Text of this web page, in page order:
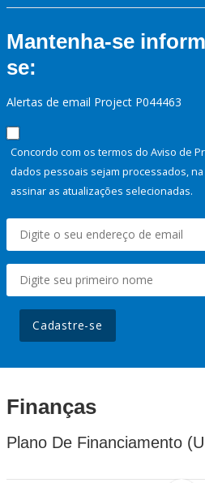
Mantenha-se
se:
Alertas de email Project P044463
Concordo com os termos do Aviso de
dados pessoais sejam processados,
assinar as atualizações selecionadas.
Cadastre-se
Finanças
Plano De Financiamento